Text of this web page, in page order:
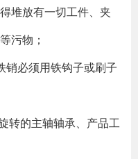
堆放有一切工件、夹
污物；
销必须用铁钩子或刷子
转的主轴轴承、产品工